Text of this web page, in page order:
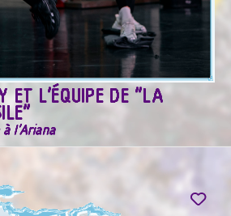
ET L'ÉQUIPE DE "LA
à l'Ariana